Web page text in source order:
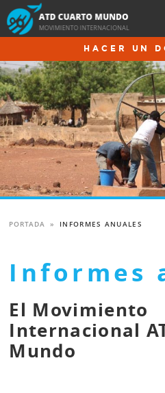
Skip
to
content
HACER UN
PORTADA » INFORMES ANUALES
Informes
El Movimiento
Internacional
Mundo